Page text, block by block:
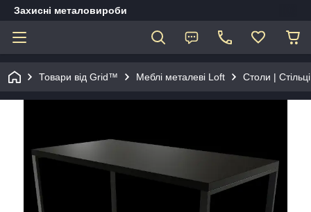
Захисні металовироби
Товари від Grid™ Меблі металеві Loft Столи |